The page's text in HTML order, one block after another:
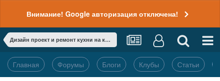
Внимание! Google авторизация отключена!
Дизайн проект и ремонт кухни на канале ТНТ в теплопередаче "Сделано со вкусом"
Главная Форумы Блоги Клубы Статьи